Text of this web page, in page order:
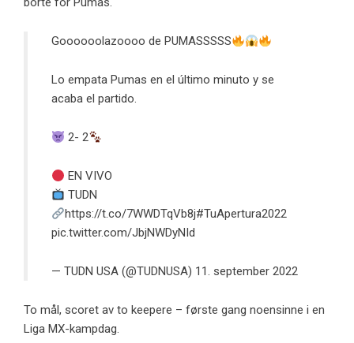
Goooooolazoooo de PUMASSSSS
Lo empata Pumas en el último minuto y se
acaba el partido.
2- 2
EN VIVO
TUDN
https://t.co/7WWDTqVb8j#TuApertura2022
pic.twitter.com/JbjNWDyNId
— TUDN USA (@TUDNUSA) 11. september 2022
To mål, scoret av to keepere – første gang noensinne i en
Liga MX-kampdag.